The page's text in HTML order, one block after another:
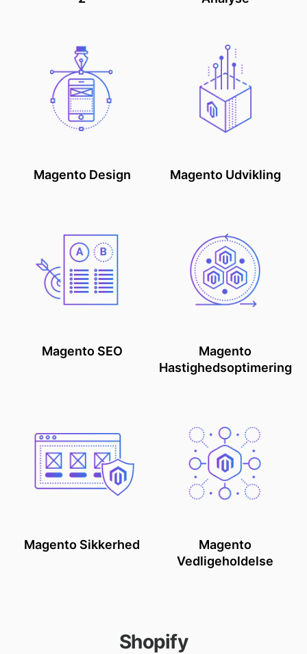
Magento Design Magento Udvikling
Magento SEO
Magento
Hastighedsoptimering
Magento Sikkerhed
Magento
Vedligeholdelse
Shopify